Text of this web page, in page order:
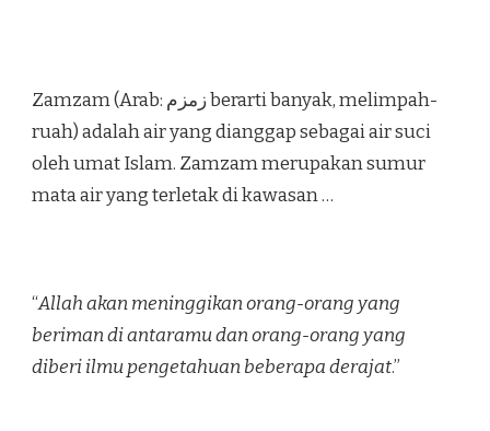
Zamzam (Arab: زمزم‎ berarti banyak, melimpah-
ruah) adalah air yang dianggap sebagai air suci
oleh umat Islam. Zamzam merupakan sumur
mata air yang terletak di kawasan …
“Allah akan meninggikan orang-orang yang
beriman di antaramu dan orang-orang yang
diberi ilmu pengetahuan beberapa derajat.”